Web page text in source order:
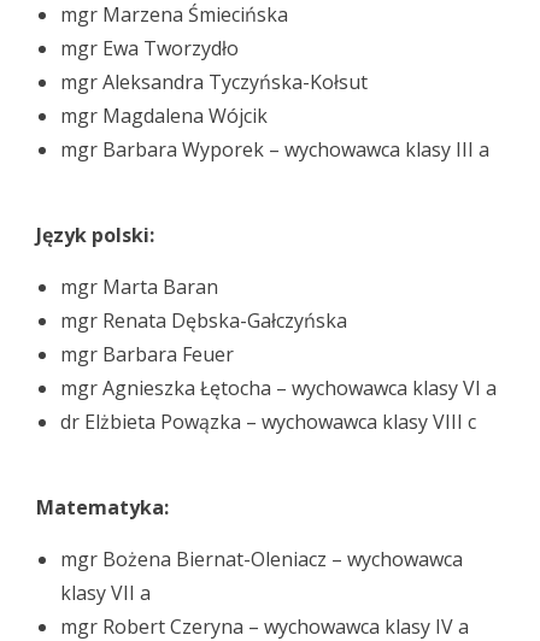
mgr Marzena Śmiecińska
mgr Ewa Tworzydło
mgr Aleksandra Tyczyńska-Kołsut
mgr Magdalena Wójcik
mgr Barbara Wyporek – wychowawca klasy III a
Język polski:
mgr Marta Baran
mgr Renata Dębska-Gałczyńska
mgr Barbara Feuer
mgr Agnieszka Łętocha – wychowawca klasy VI a
dr Elżbieta Powązka – wychowawca klasy VIII c
Matematyka:
mgr Bożena Biernat-Oleniacz – wychowawca
klasy VII a
mgr Robert Czeryna – wychowawca klasy IV a